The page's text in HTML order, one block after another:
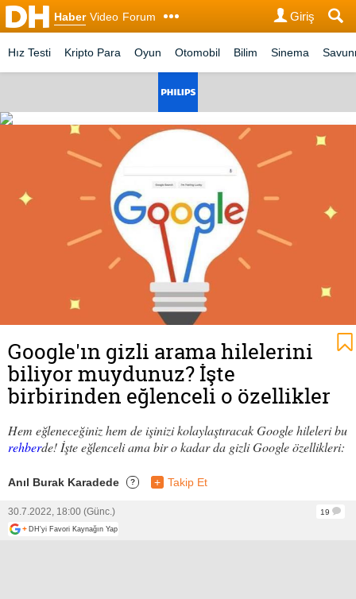
Haber Video Forum Giriş
Hız Testi Kripto Para Oyun Otomobil Bilim Sinema
Google'ın gizli arama hilelerini
biliyor muydunuz? İşte
birbirinden eğlenceli o özellikler
Hem eğleneceğiniz hem de işinizi kolaylaştıracak Google hileleri bu
rehberde! İşte eğlenceli ama bir o kadar da gizli Google özellikleri:
Anıl Burak Karadede ? + Takip Et
30.7.2022, 18:00 (Günc.)
19
+ DH'yi Favori Kaynağın Yap